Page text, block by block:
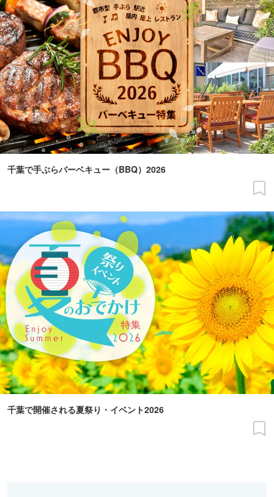
千葉で手ぶらバーベキュー（BBQ）2026
千葉で開催される夏祭り・イベント2026